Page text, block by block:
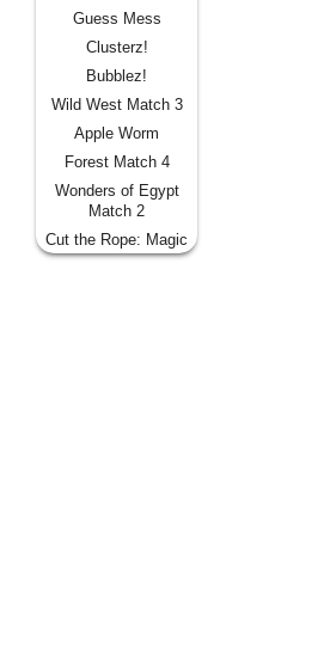
Guess Mess
Clusterz!
Bubblez!
Wild West Match 3
Apple Worm
Forest Match 4
Wonders of Egypt
Match 2
Cut the Rope: Magic